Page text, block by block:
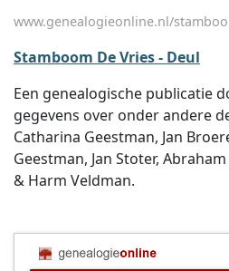
www.genealogieonline.nl/
Stamboom De Vries - Deul
Een genealogische publicatie
gegevens over onder andere
Catharina Geestman, Jan
Geestman, Jan Stoter,
& Harm Veldman.